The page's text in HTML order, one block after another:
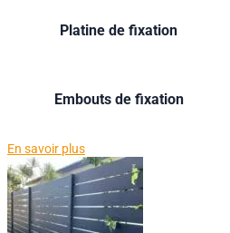
Platine de fixation
Embouts de fixation
En savoir plus